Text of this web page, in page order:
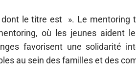
le titre est ». Le mentoring
où les jeunes aident
favorisent une solidarité
au sein des familles et des